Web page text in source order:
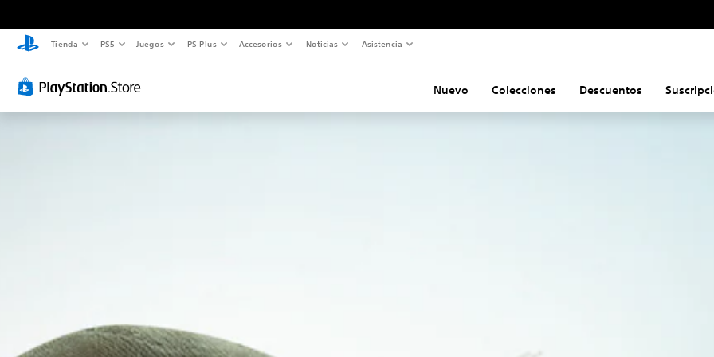
Tienda PS5 Juegos PS Plus Accesorios Noticias Asistencia
Nuevo Colecciones Descuentos